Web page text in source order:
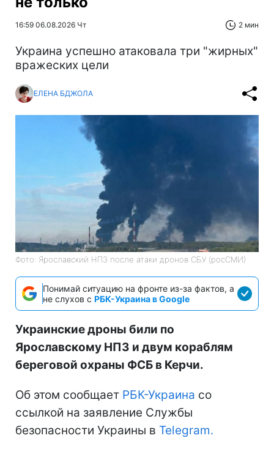
16:59 06.08.2026 Чт 2 мин
Украина успешно атаковала три "жирных"
вражеских цели
ЕЛЕНА БДЖОЛА
Фото: Ярославский НПЗ после атаки дронов СБУ (росСМИ)
Понимай ситуацию на фронте из-за фактов, а
не слухов с РБК-Украина в Google
Украинские дроны били по
Ярославскому НПЗ и двум кораблям
береговой охраны ФСБ в Керчи.
Об этом сообщает РБК-Украина со
ссылкой на заявление Службы
безопасности Украины в Telegram.